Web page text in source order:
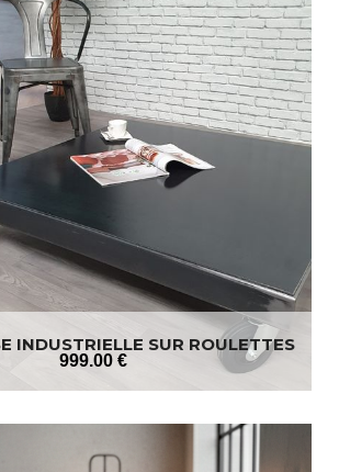
INDUSTRIELLE SUR ROULETTES
999.00 €